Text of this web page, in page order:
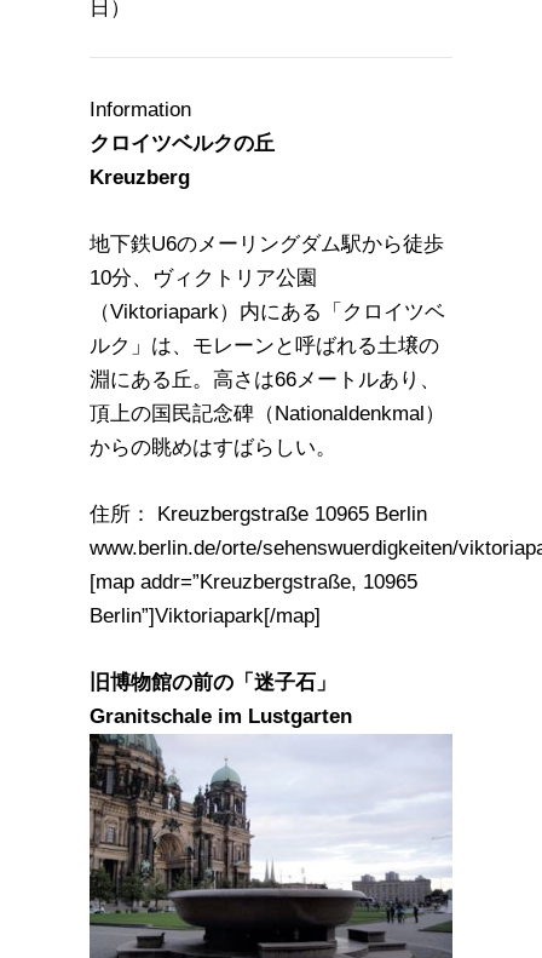
日）
Information
クロイツベルクの丘
Kreuzberg
地下鉄U6のメーリングダム駅から徒歩
10分、ヴィクトリア公園
（Viktoriapark）内にある「クロイツベ
ルク」は、モレーンと呼ばれる土壌の
淵にある丘。高さは66メートルあり、
頂上の国民記念碑（Nationaldenkmal）
からの眺めはすばらしい。
住所： Kreuzbergstraße 10965 Berlin
www.berlin.de/orte/sehenswuerdigkeiten/
[map addr=”Kreuzbergstraße, 10965
Berlin”]Viktoriapark[/map]
旧博物館の前の「迷子石」
Granitschale im Lustgarten